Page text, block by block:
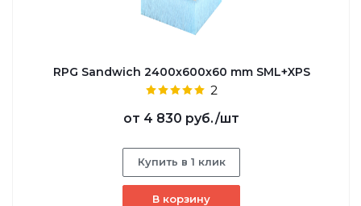
RPG Sandwich 2400х600х60 mm SML+XPS
2
от 4 830 руб./шт
Купить в 1 клик
В корзину